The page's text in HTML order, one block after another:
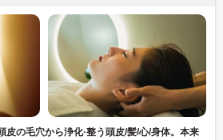
皮の毛穴から浄化·整う頭皮/髪/心/身体。本来